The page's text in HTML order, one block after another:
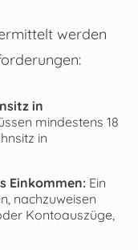
werden
in
mindestens 18
in
Einkommen:Ein
nachzuweisen
Kontoauszüge,